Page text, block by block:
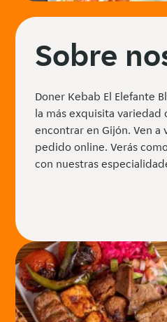
Sobre
Doner Kebab El Elefante
la más exquisita variedad
encontrar en Gijón. Ven a
pedido online. Verás
con nuestras